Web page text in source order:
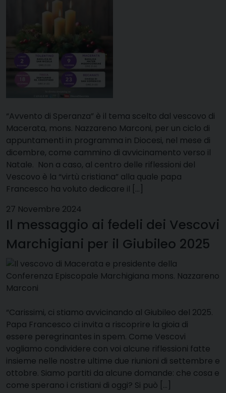
“Avvento di Speranza” è il tema scelto dal vescovo di
Macerata, mons. Nazzareno Marconi, per un ciclo di
appuntamenti in programma in Diocesi, nel mese di
dicembre, come cammino di avvicinamento verso il
Natale. Non a caso, al centro delle riflessioni del
Vescovo è la “virtù cristiana” alla quale papa
Francesco ha voluto dedicare il […]
27 Novembre 2024
Il messaggio ai fedeli dei Vescovi
Marchigiani per il Giubileo 2025
“Carissimi, ci stiamo avvicinando al Giubileo del 2025.
Papa Francesco ci invita a riscoprire la gioia di
essere peregrinantes in spem. Come Vescovi
vogliamo condividere con voi alcune riflessioni fatte
insieme nelle nostre ultime due riunioni di settembre e
ottobre. Siamo partiti da alcune domande: che cosa e
come sperano i cristiani di oggi? Si può […]